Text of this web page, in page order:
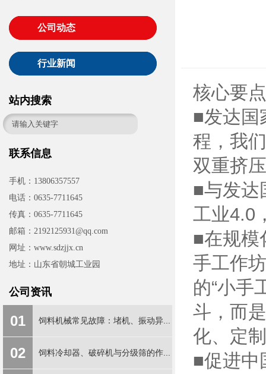
公司动态
行业新闻
站内搜索
联系信息
手机：13806357557
电话：0635-7711645
传真：0635-7711645
邮箱：2192125931@qq.com
网址：www.sdzjjx.cn
地址：山东省朝城工业园
公司资讯
01 饲料机械常见故障：堵机、振动异...
02 饲料冷却器、破碎机与分级筛的作...
核心要
■发达国
程，我
双重挤
■与发达
工业4.0
■在规模
手工作
的“小手
斗，而
化、定
■促进中